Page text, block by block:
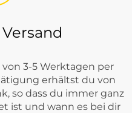
3-5 Werktagen per
erhältst du von
so dass du immer ganz
ist und wann es bei dir